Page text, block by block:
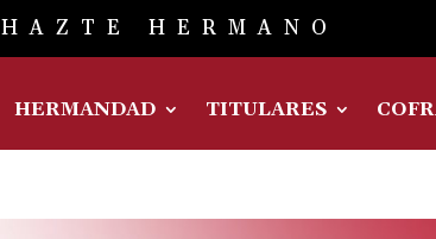
HAZTE HERMANO
HERMANDAD TITULARES